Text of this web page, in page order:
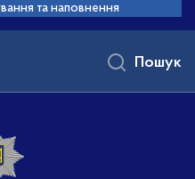
та наповнення
Пошук